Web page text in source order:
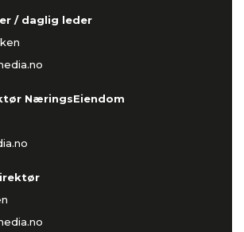
/ daglig leder
NæringsEiendom